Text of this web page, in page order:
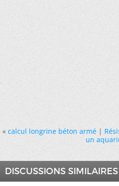
« calcul longrine béton armé|
un
DISCUSSIONS SIMILAIRES